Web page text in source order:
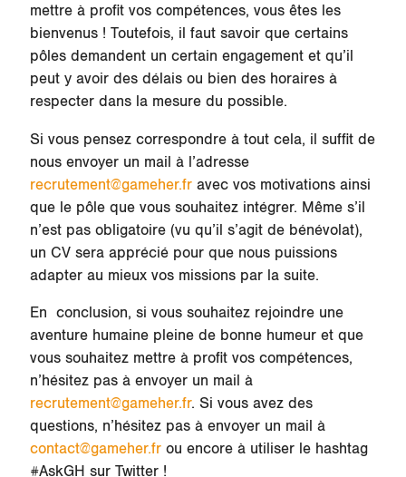
mettre à profit vos compétences, vous êtes les
bienvenus ! Toutefois, il faut savoir que certains
pôles demandent un certain engagement et qu’il
peut y avoir des délais ou bien des horaires à
respecter dans la mesure du possible.
Si vous pensez correspondre à tout cela, il suffit de
nous envoyer un mail à l’adresse
recrutement@gameher.fravec vos motivations ainsi
que le pôle que vous souhaitez intégrer. Même s’il
n’est pas obligatoire (vu qu’il s’agit de bénévolat),
un CV sera apprécié pour que nous puissions
adapter au mieux vos missions par la suite.
En conclusion, si vous souhaitez rejoindre une
aventure humaine pleine de bonne humeur et que
vous souhaitez mettre à profit vos compétences,
n’hésitez pas à envoyer un mail à
recrutement@gameher.fr. Si vous avez des
questions, n’hésitez pas à envoyer un mail à
contact@gameher.frou encore à utiliser le hashtag
#AskGH sur Twitter !